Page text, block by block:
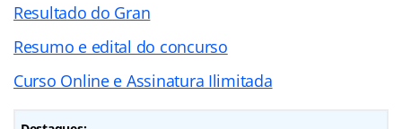
Resultado do Gran
Resumo e edital do concurso
Curso Online e Assinatura Ilimitada